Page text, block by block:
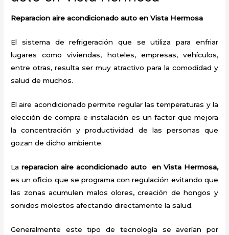
Reparacion aire acondicionado auto en Vista Hermosa
El sistema de refrigeración que se utiliza para enfriar
lugares como viviendas, hoteles, empresas, vehículos,
entre otras, resulta ser muy atractivo para la comodidad y
salud de muchos.
El aire acondicionado permite regular las temperaturas y la
elección de compra e instalación es un factor que mejora
la concentración y productividad de las personas que
gozan de dicho ambiente.
Lareparacion aire acondicionado auto en Vista Hermosa,
es un oficio que se programa con regulación evitando que
las zonas acumulen malos olores, creación de hongos y
sonidos molestos afectando directamente la salud.
Generalmente este tipo de tecnología se averían por